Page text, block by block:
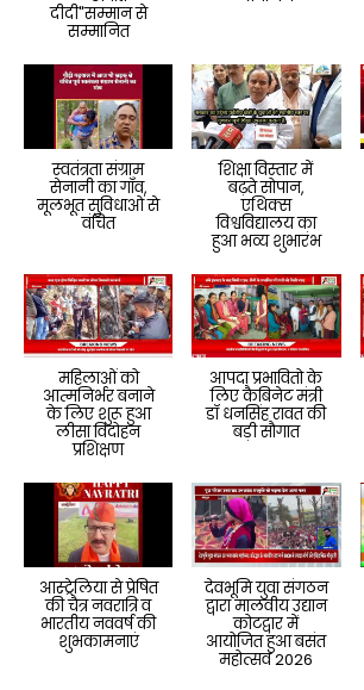
दीदी"सम्मान से
सम्मानित
स्वतंत्रता संग्राम
सेनानी का गाँव,
मूलभूत सुविधाओं से
वंचित
शिक्षा विस्तार में
बढ़ते सोपान,
एथिक्स
विश्वविद्यालय का
हुआ भव्य शुभारंभ
महिलाओं को
आत्मनिर्भर बनाने
के लिए शुरू हुआ
लीसा विदोहन
प्रशिक्षण
आपदा प्रभावितो के
लिए कैबिनेट मंत्री
डॉ धनसिंह रावत की
बड़ी सौगात
आस्ट्रेलिया से प्रेषित
की चैत्र नवरात्रि व
भारतीय नववर्ष की
शुभकामनाएं
देवभूमि युवा संगठन
द्वारा मालवीय उद्यान
कोटद्वार में
आयोजित हुआ बसंत
महोत्सव 2026